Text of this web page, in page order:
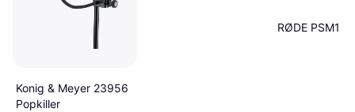
Konig & Meyer 23956
Popkiller
RØDE PSM1